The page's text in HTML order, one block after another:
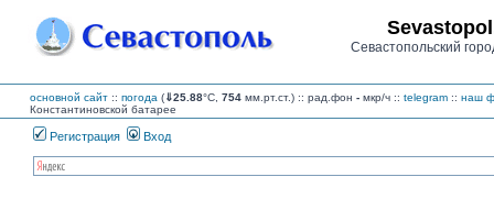
Севастопольский
основной сайт :: погода (⇓25.88°C, 754 мм.рт.ст.) :: рад.фон - мкр/ч :: telegram :: наш
Константиновской батарее
Регистрация Вход